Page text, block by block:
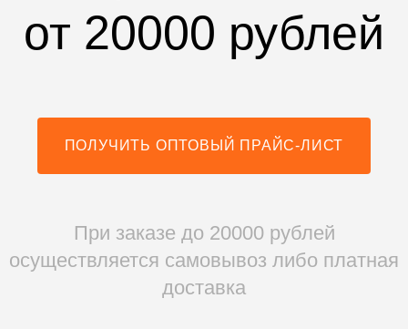
от 20000 рублей
ПОЛУЧИТЬ ОПТОВЫЙ ПРАЙС-ЛИСТ
При заказе до 20000 рублей
осуществляется самовывоз либо платная
доставка